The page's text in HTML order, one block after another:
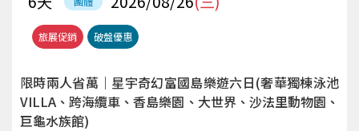
旅展促銷 破盤優惠
限時兩人省萬｜星宇奇幻富國島樂遊六日(奢華獨棟泳池
VILLA、跨海纜車、香島樂園、大世界、沙法里動物園、
巨龜水族館)